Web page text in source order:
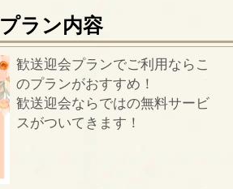
プラン内容
歓送迎会プランでご利用ならこ
のプランがおすすめ！
歓送迎会ならではの無料サービ
スがついてきます！